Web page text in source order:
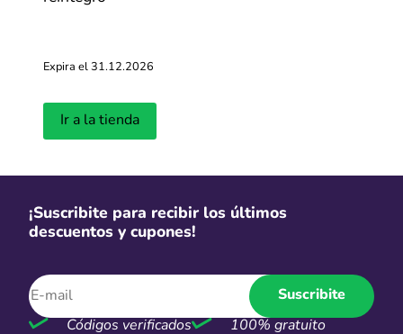
2. Visitá la tienda online
productos rebajados del momento. ¡Ahora podés
Expira el 31.12.2026
Ir a la tienda
¡Suscribite para recibir los últimos
descuentos y cupones!
Suscribite
Códigos verificados
100% gratuito